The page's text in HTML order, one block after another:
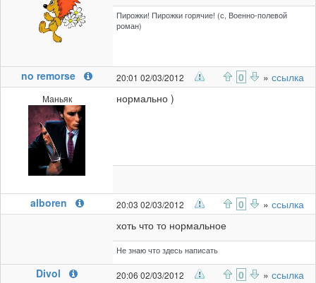
Пирожки! Пирожки горячие! (с, Военно-полевой
роман)
no remorse 20:01 02/03/2012 0 » ссылка
Маньяк нормально )
alboren 20:03 02/03/2012 0 » ссылка
хоть что то нормальное
Не знаю что здесь написать
Divol 20:06 02/03/2012 0 » ссылка